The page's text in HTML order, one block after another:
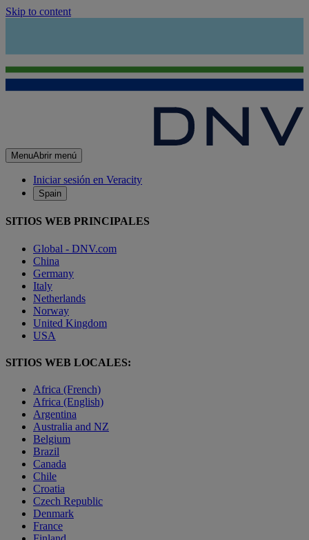
Skip to content
MenuAbrir menú
Iniciar sesión en Veracity
Spain
SITIOS WEB PRINCIPALES
Global - DNV.com
China
Germany
Italy
Netherlands
Norway
United Kingdom
USA
SITIOS WEB LOCALES:
Africa (French)
Africa (English)
Argentina
Australia and NZ
Belgium
Brazil
Canada
Chile
Croatia
Czech Republic
Denmark
France